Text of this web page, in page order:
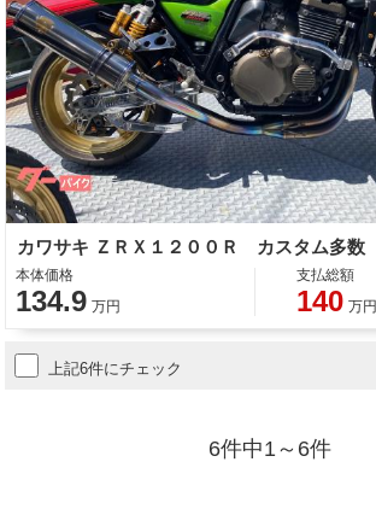
カワサキ ＺＲＸ１２００Ｒ カスタム多数
本体価格
134.9 万円
支払総額
140 万円
上記6件にチェック
6件中1～6件